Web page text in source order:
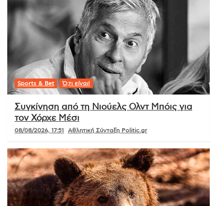
Sports & Bet Ό,τι είναι!
Συγκίνηση από τη Νιούελς Ολντ Μπόις για
τον Χόρχε Μέσι
08/08/2026, 17:51 Αθλητική Σύνταξη Politic.gr